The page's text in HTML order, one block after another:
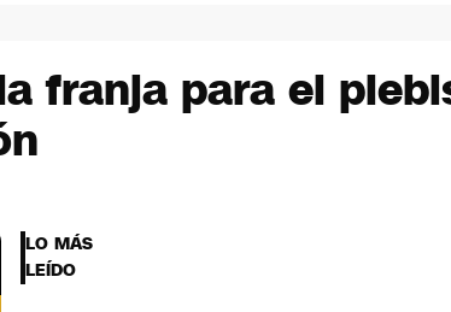
franja para el
LO MÁS
LEÍDO